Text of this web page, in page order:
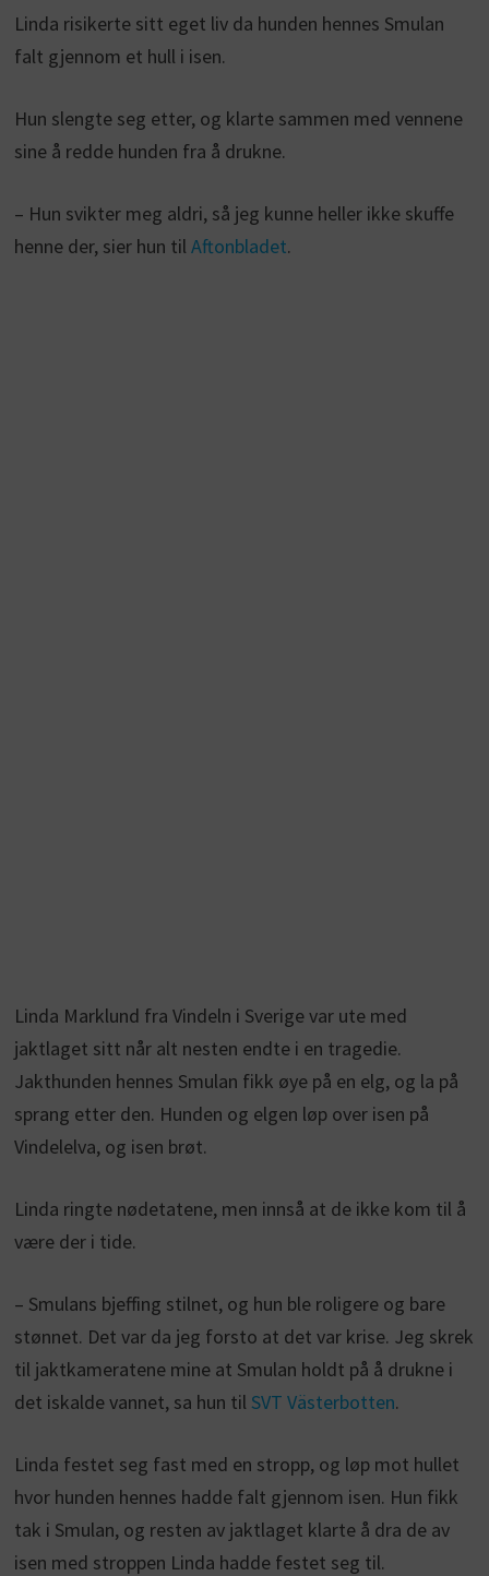
Linda risikerte sitt eget liv da hunden hennes Smulan
falt gjennom et hull i isen.
Hun slengte seg etter, og klarte sammen med vennene
sine å redde hunden fra å drukne.
– Hun svikter meg aldri, så jeg kunne heller ikke skuffe
henne der, sier hun til Aftonbladet.
Linda Marklund fra Vindeln i Sverige var ute med
jaktlaget sitt når alt nesten endte i en tragedie.
Jakthunden hennes Smulan fikk øye på en elg, og la på
sprang etter den. Hunden og elgen løp over isen på
Vindelelva, og isen brøt.
Linda ringte nødetatene, men innså at de ikke kom til å
være der i tide.
– Smulans bjeffing stilnet, og hun ble roligere og bare
stønnet. Det var da jeg forsto at det var krise. Jeg skrek
til jaktkameratene mine at Smulan holdt på å drukne i
det iskalde vannet, sa hun til SVT Västerbotten.
Linda festet seg fast med en stropp, og løp mot hullet
hvor hunden hennes hadde falt gjennom isen. Hun fikk
tak i Smulan, og resten av jaktlaget klarte å dra de av
isen med stroppen Linda hadde festet seg til.